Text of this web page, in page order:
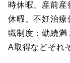
時休暇、産前
休暇、不妊治療
職制度：勤続満
A取得などそれ